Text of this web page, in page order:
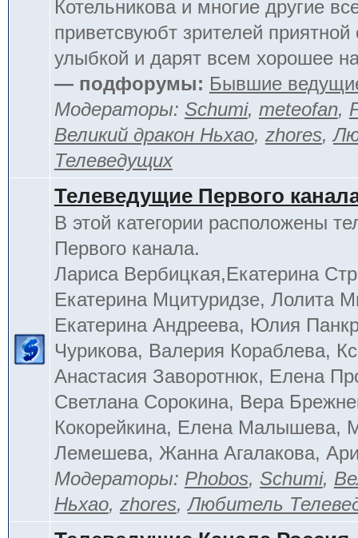
Котельникова и многие другие
приветсвуюбт зрителей приятной
улыбкой и дарят всем хорошее
— подфорумы: Бывшие
Модераторы: Schumi, meteofan,
Великий дракон Ньхао, zhores,
Телеведущих
Телеведущие Первого
В этой категории расположены
Первого канала.
Лариса Вербицкая,Екатерина
Екатерина Мцитуридзе, Лолита
Екатерина Андреева, Юлия
Чурикова, Валерия Кораблева,
Анастасия Заворотнюк, Елена
Светлана Сорокина, Вера
Кокорейкина, Елена Малышева,
Лемешева, Жанна Агалакова,
Модераторы: Phobos, Schumi,
Ньхао, zhores,Любитель